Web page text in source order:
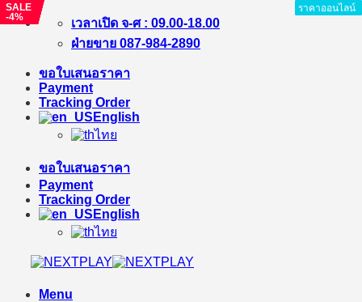
Skip
เวลาเปิด จ-ศ : 09.00-18.00
ฝ่ายขาย 087-984-2890
ขอใบเสนอราคา
Payment
Tracking Order
English
ไทย
ขอใบเสนอราคา
Payment
Tracking Order
English
ไทย
Menu
ราคาออนไลน์
SALE
-4%
ราคาออนไลน์
SALE
-%
ราคาออนไลน์
SALE
-%
ราคาออนไลน์
ราคาออนไลน์
ราคาออนไลน์
ราคาออนไลน์
SALE
-%
ราคาออนไลน์
SALE
-%
ราคาออนไลน์